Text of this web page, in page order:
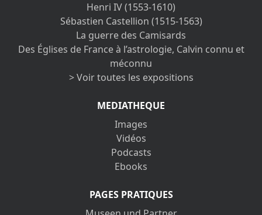
Henri IV (1553-1610)
Sébastien Castellion (1515-1563)
La guerre des Camisards
Des Églises de France à l’astrologie, Calvin connu et
méconnu
> Voir toutes les expositions
MEDIATHEQUE
Images
Vidéos
Podcasts
Ebooks
PAGES PRATIQUES